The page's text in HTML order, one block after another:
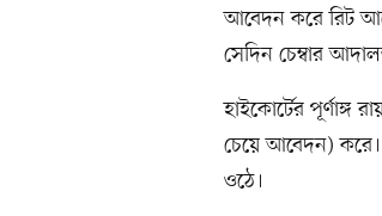
আবেদন করে রিট
সেদিন চেম্বার
হাইকোর্টের
চেয়ে আবেদন)
ওঠে।